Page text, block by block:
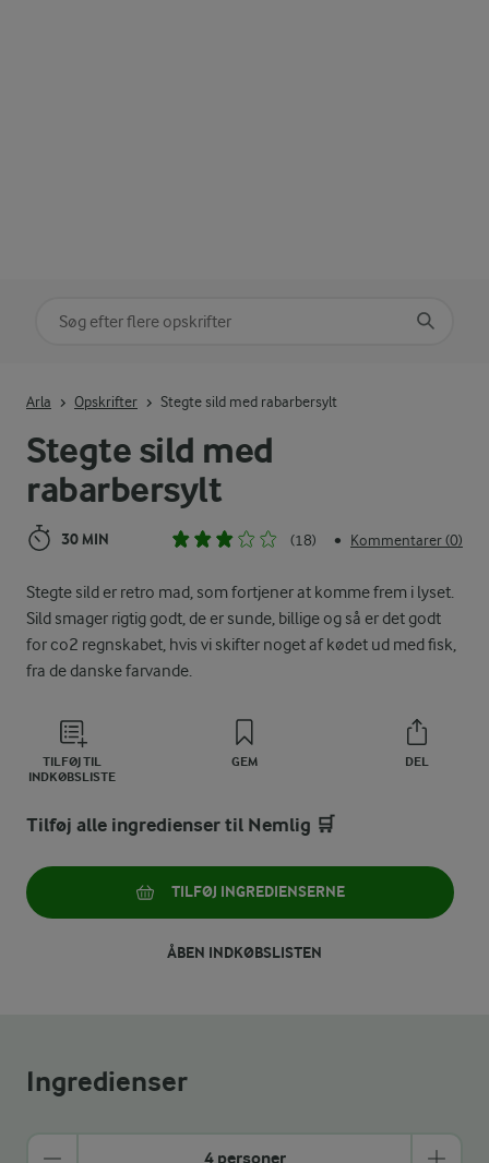
Stegte sild med
rabarbersylt
30 MIN (18) • Kommentarer (0)
Stegte sild er retro mad, som fortjener at komme frem i lyset.
Sild smager rigtig godt, de er sunde, billige og så er det godt
for co2 regnskabet, hvis vi skifter noget af kødet ud med fisk,
fra de danske farvande.
TILFØJ TIL
INDKØBSLISTE
GEM DEL
Arla Opskrifter Stegte sild med rabarbersylt
Tilføj alle ingredienser til Nemlig 🛒
TILFØJ INGREDIENSERNE
ÅBEN INDKØBSLISTEN
Ingredienser
4 personer
Søg på kategori